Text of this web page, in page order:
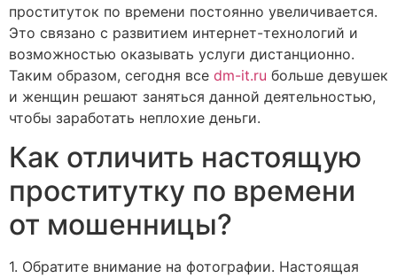
проституток по времени постоянно увеличивается.
Это связано с развитием интернет-технологий и
возможностью оказывать услуги дистанционно.
Таким образом, сегодня все dm-it.ru больше девушек
и женщин решают заняться данной деятельностью,
чтобы заработать неплохие деньги.
Как отличить настоящую
проститутку по времени
от мошенницы?
1. Обратите внимание на фотографии. Настоящая